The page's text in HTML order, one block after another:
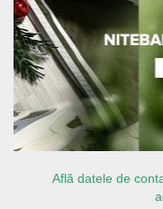
Află datele de